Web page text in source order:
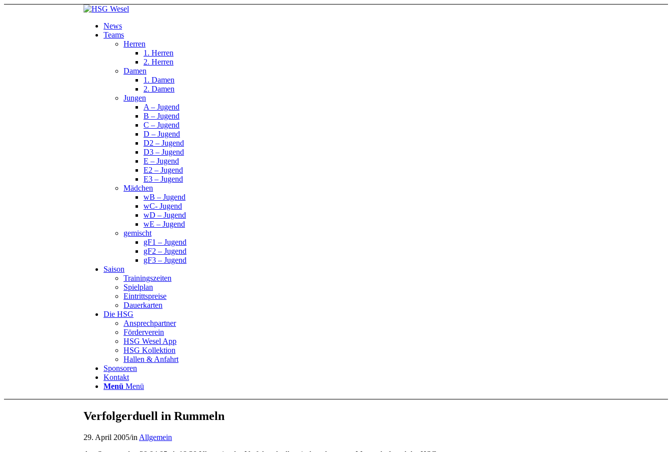
News
Teams
Herren
1. Herren
2. Herren
Damen
1. Damen
2. Damen
Jungen
A – Jugend
B – Jugend
C – Jugend
D – Jugend
D2 – Jugend
D3 – Jugend
E – Jugend
E2 – Jugend
E3 – Jugend
Mädchen
wB – Jugend
wC- Jugend
wD – Jugend
wE – Jugend
gemischt
gF1 – Jugend
gF2 – Jugend
gF3 – Jugend
Saison
Trainingszeiten
Spielplan
Eintrittspreise
Dauerkarten
Die HSG
Ansprechpartner
Förderverein
HSG Wesel App
HSG Kollektion
Hallen & Anfahrt
Sponsoren
Kontakt
Menü Menü
Verfolgerduell in Rummeln
29. April 2005/in Allgemein